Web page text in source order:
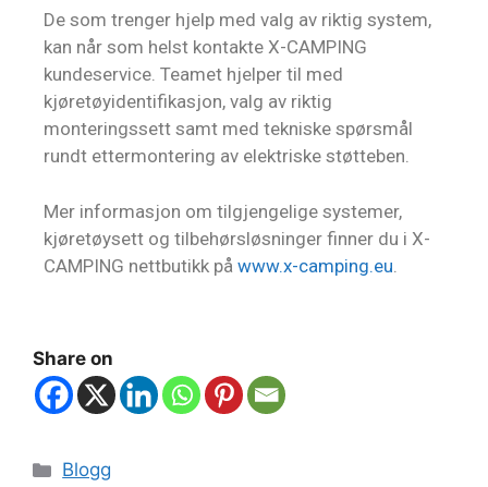
De som trenger hjelp med valg av riktig system,
kan når som helst kontakte X-CAMPING
kundeservice. Teamet hjelper til med
kjøretøyidentifikasjon, valg av riktig
monteringssett samt med tekniske spørsmål
rundt ettermontering av elektriske støtteben.
Mer informasjon om tilgjengelige systemer,
kjøretøysett og tilbehørsløsninger finner du i X-
CAMPING nettbutikk på www.x-camping.eu
Share on
Blogg